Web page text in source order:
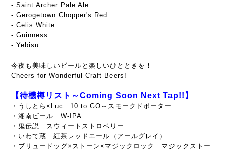
- Saint Archer Pale Ale
- Gerogetown Chopper's Red
- Celis White
- Guinness
- Yebisu
今夜も美味しいビールと楽しいひとときを！
Cheers for Wonderful Craft Beers!
【待機樽リスト～Coming Soon Next Tap!!】
・うしとら×Luc 10 to GO～スモークドポーター
・湘南ビール W-IPA
・鬼伝説 スウィートストロベリー
・いわて蔵 紅茶レッドエール（アールグレイ）
・ブリュードッグ×ストーン×マジックロック マジックストー